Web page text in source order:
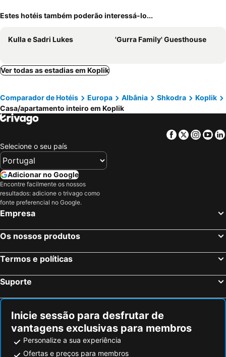
Estes hotéis também poderão interessá-lo...
Kulla e Sadri Lukes 'Gurra Family' Guesthouse
Ver todas as estadias em Koplik
Comparador de Hotéis Europa Albânia Shkodra
Koplik
Casa/apartamento inteiro em Koplik
Facebook
Twitter
Selecione o seu país
Adicionar no Google
Encontre facilmente os nossos
resultados: adicione o trivago como
fonte preferencial no Google.
Empresa
Os nossos produtos
Termos e políticas
Suporte
Inicie sessão para desfrutar de
vantagens exclusivas para membros
Personalize a sua experiência
Ofertas e preços para membros